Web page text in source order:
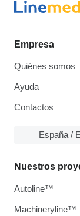
Empresa
Quiénes somos
Ayuda
Contactos
España /
Nuestros
Autoline™
Machineryline™